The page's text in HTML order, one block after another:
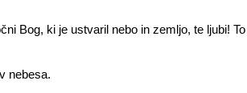
Bog, ki je ustvaril nebo in zemljo, te ljubi!
nebesa.